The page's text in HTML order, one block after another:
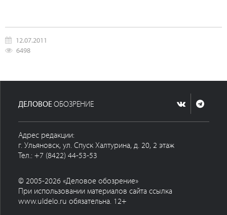
12.07.2011
6498
ДЕЛОВОЕ ОБОЗРЕНИЕ
Адрес редакции:
г. Ульяновск, ул. Спуск Халтурина, д. 20, 2 этаж
Тел.: +7 (8422) 44-53-53
© 2005-2026 «Деловое обозрение»
При использовании материалов сайта ссылка
www.uldelo.ru обязательна. 12+